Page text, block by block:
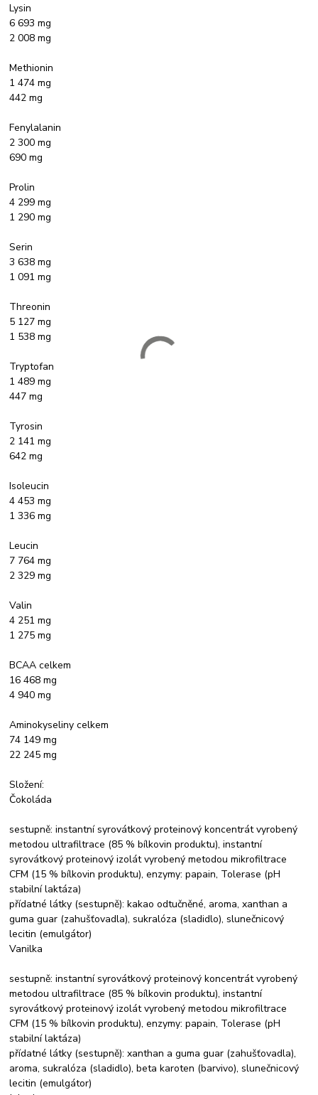
Lysin
6 693 mg
2 008 mg
Methionin
1 474 mg
442 mg
Fenylalanin
2 300 mg
690 mg
Prolin
4 299 mg
1 290 mg
Serin
3 638 mg
1 091 mg
Threonin
5 127 mg
1 538 mg
Tryptofan
1 489 mg
447 mg
Tyrosin
2 141 mg
642 mg
Isoleucin
4 453 mg
1 336 mg
Leucin
7 764 mg
2 329 mg
Valin
4 251 mg
1 275 mg
BCAA celkem
16 468 mg
4 940 mg
Aminokyseliny celkem
74 149 mg
22 245 mg
Složení:
Čokoláda
sestupně: instantní syrovátkový proteinový koncentrát vyrobený
metodou ultrafiltrace (85 % bílkovin produktu), instantní
syrovátkový proteinový izolát vyrobený metodou mikrofiltrace
CFM (15 % bílkovin produktu), enzymy: papain, Tolerase (pH
stabilní laktáza)
přídatné látky (sestupně): kakao odtučněné, aroma, xanthan a
guma guar (zahušťovadla), sukralóza (sladidlo), slunečnicový
lecitin (emulgátor)
Vanilka
sestupně: instantní syrovátkový proteinový koncentrát vyrobený
metodou ultrafiltrace (85 % bílkovin produktu), instantní
syrovátkový proteinový izolát vyrobený metodou mikrofiltrace
CFM (15 % bílkovin produktu), enzymy: papain, Tolerase (pH
stabilní laktáza)
přídatné látky (sestupně): xanthan a guma guar (zahušťovadla),
aroma, sukralóza (sladidlo), beta karoten (barvivo), slunečnicový
lecitin (emulgátor)